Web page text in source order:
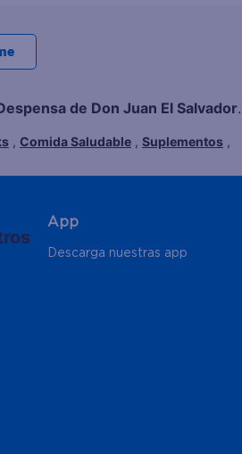
de Don Juan El Salvador.
, Comida Saludable , Suplementos ,
App
Descarga nuestras app